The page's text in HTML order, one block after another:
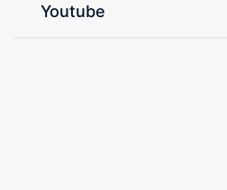
Youtube